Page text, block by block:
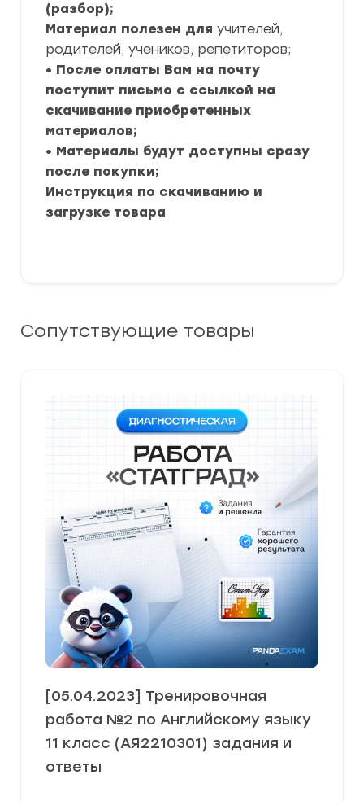
(разбор);
Материал полезен для учителей,
родителей, учеников, репетиторов;
• После оплаты Вам на почту
поступит письмо с ссылкой на
скачивание приобретенных
материалов;
• Материалы будут доступны сразу
после покупки;
Инструкция по скачиванию и
загрузке товара
Сопутствующие товары
[05.04.2023] Тренировочная
работа №2 по Английскому языку
11 класс (АЯ2210301) задания и
ответы